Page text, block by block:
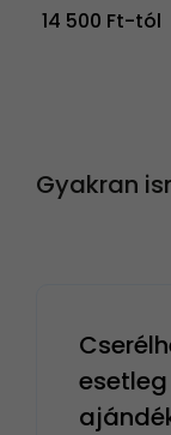
14 500 Ft-tól
Gyakran